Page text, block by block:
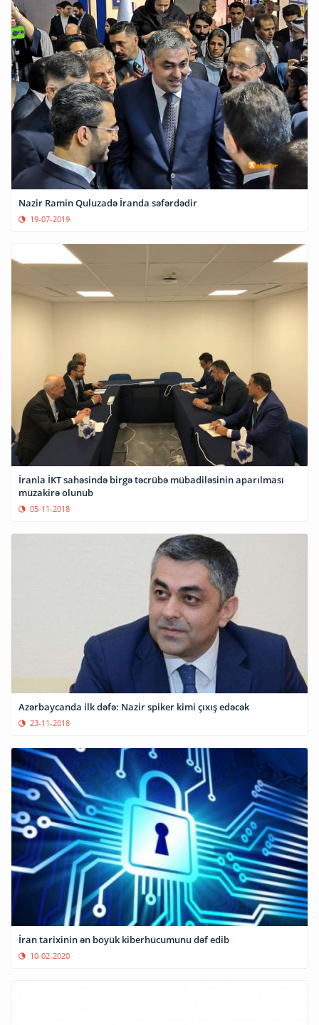
Nazir Ramin Quluzadə İranda səfərdədir
19-07-2019
İranla İKT sahəsində birgə təcrübə mübadiləsinin aparılması
müzakirə olunub
05-11-2018
Azərbaycanda ilk dəfə: Nazir spiker kimi çıxış edəcək
23-11-2018
İran tarixinin ən böyük kiberhücumunu dəf edib
10-02-2020